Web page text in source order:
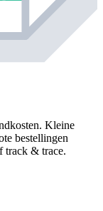
Kleine
bestellingen
track & trace.